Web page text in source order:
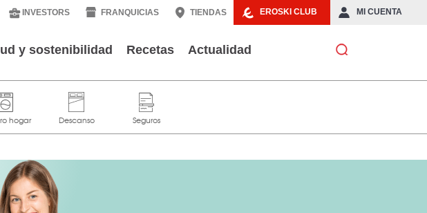
EROSKI CLUB MI CUENTA
INVESTORS FRANQUICIAS TIENDAS
y sostenibilidad Recetas Actualidad